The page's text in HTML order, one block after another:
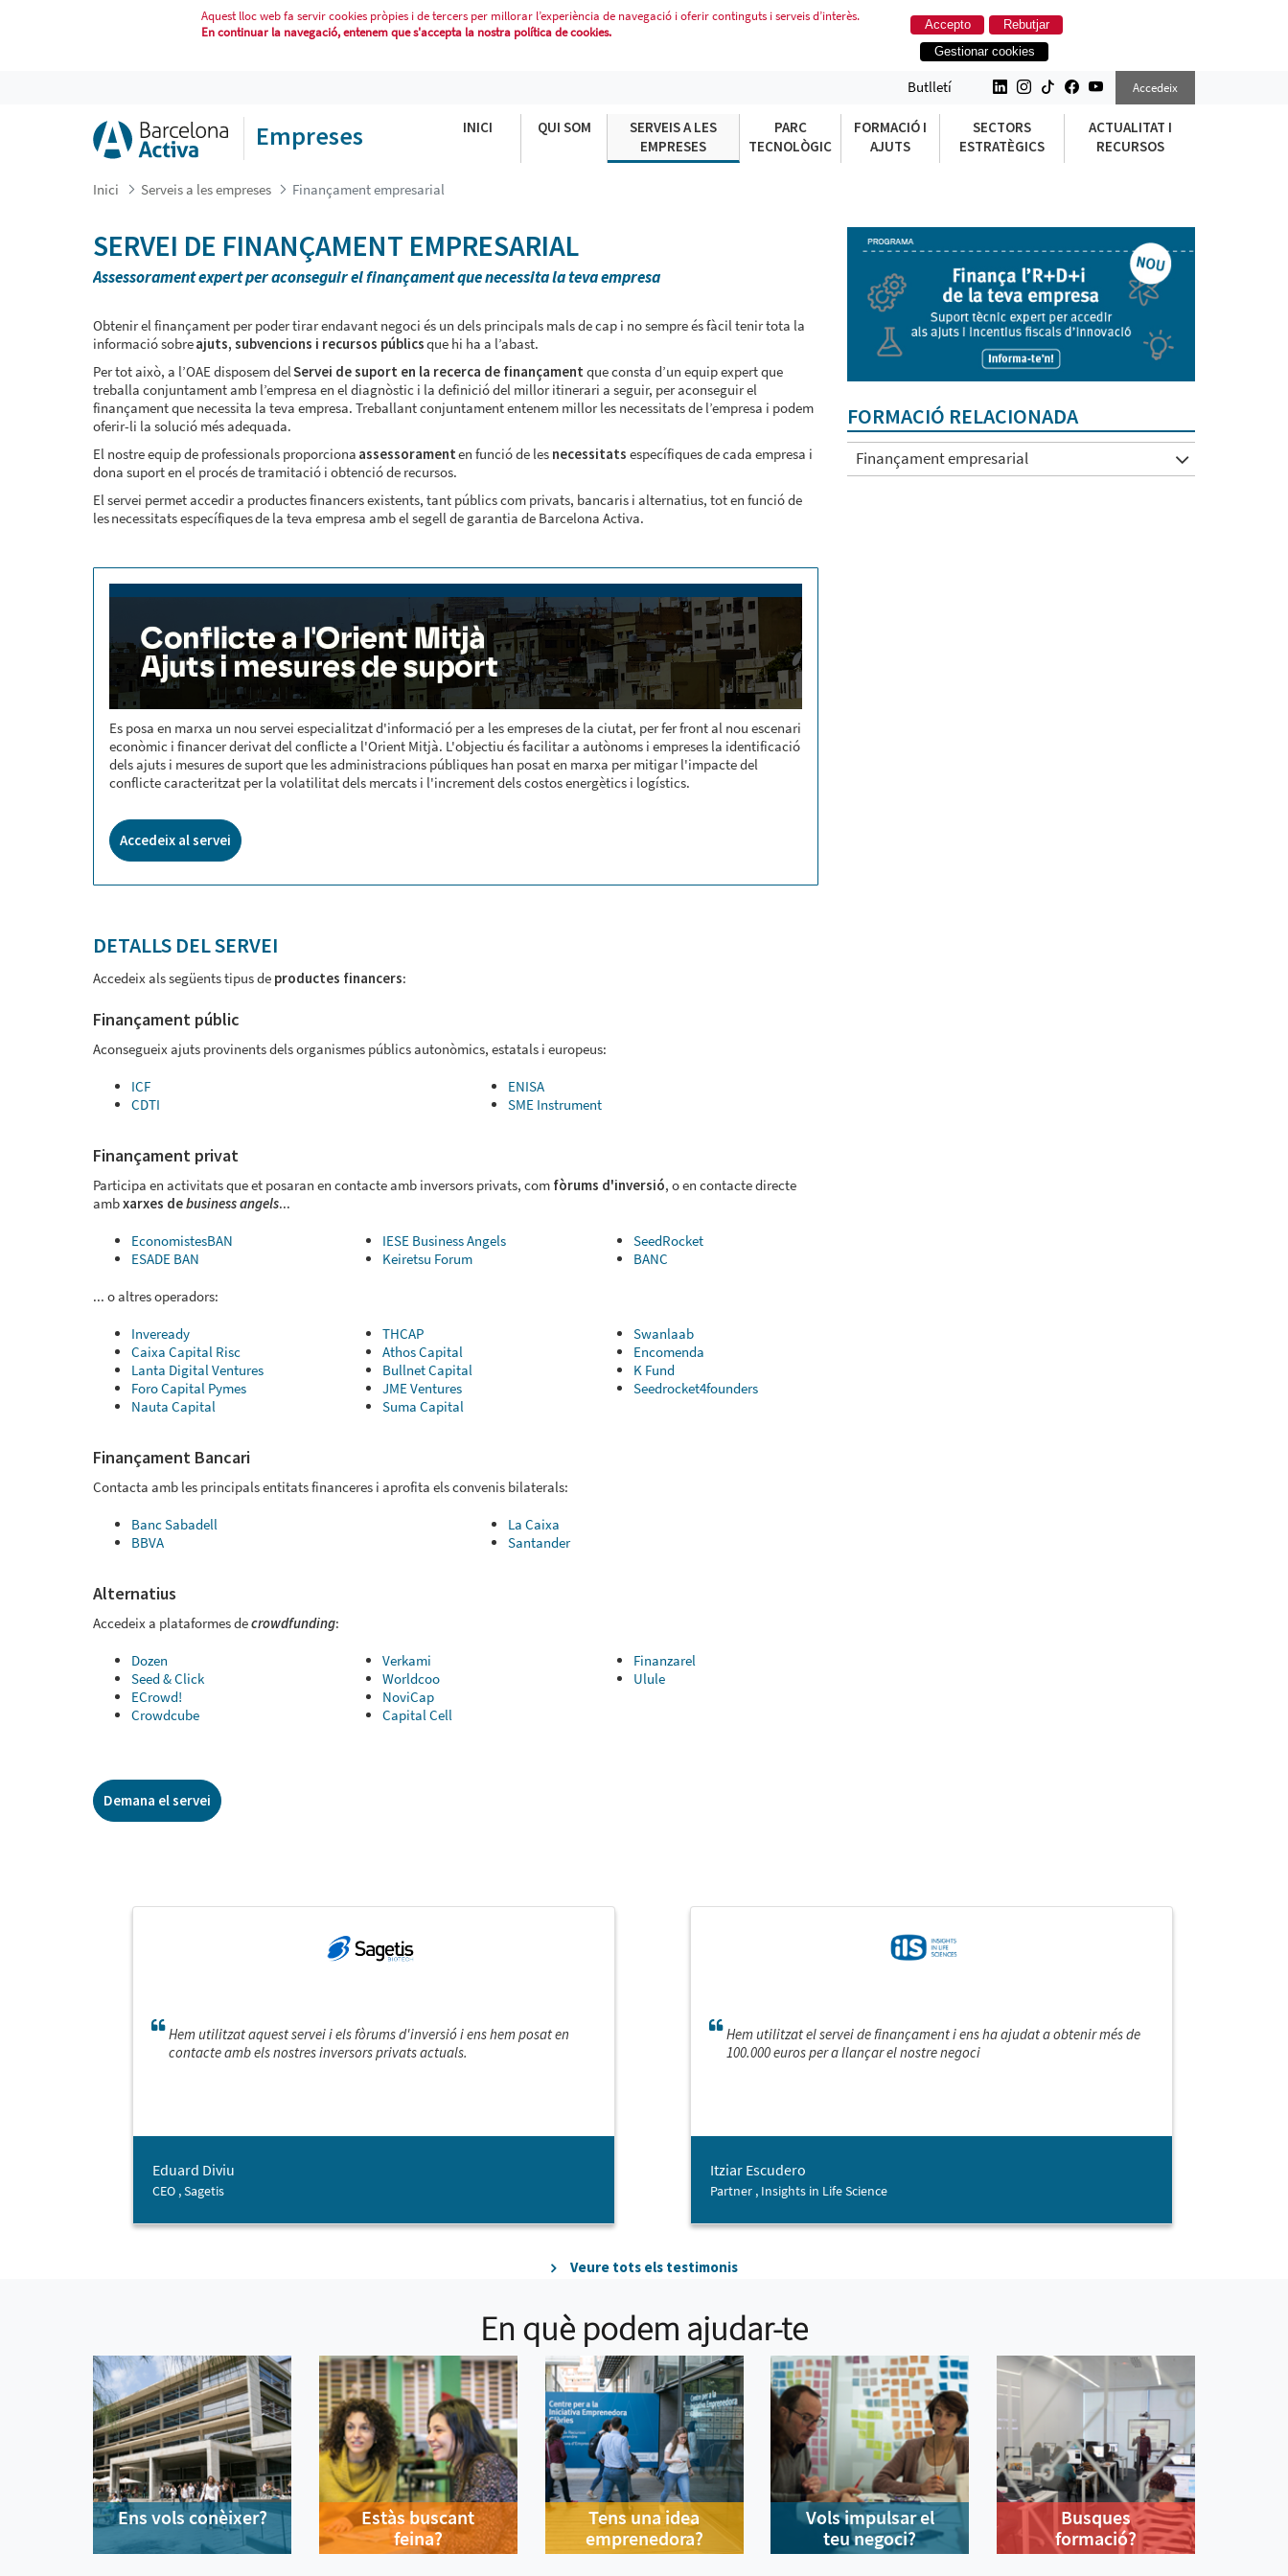
Aquest lloc web fa servir cookies pròpies i de tercers per millorar l’experiència de navegació i oferir continguts i serveis d’interès.
En continuar la navegació, entenem que s'accepta la nostra política de cookies.
Accepto
Rebutjar
Gestionar cookies
Butlletí Accedeix
Empreses INICI QUI SOM
SERVEIS A LES
EMPRESES
PARC
TECNOLÒGIC
FORMACIÓ I
AJUTS
SECTORS
ESTRATÈGICS
ACTUALITAT I
RECURSOS
Inici Serveis a les empreses Finançament empresarial
SERVEI DE FINANÇAMENT EMPRESARIAL
Assessorament expert per aconseguir el finançament que necessita la teva empresa
Obtenir el finançament per poder tirar endavant negoci és un dels principals mals de cap i no sempre és fàcil tenir tota la
informació sobreajuts, subvencions i recursos públicsque hi ha a l’abast.
Per tot això, a l’OAE disposem delServei de suport en la recerca de finançament que consta d’un equip expert que
treballa conjuntament amb l’empresa en el diagnòstic i la definició del millor itinerari a seguir, per aconseguir el
finançament que necessita la teva empresa. Treballant conjuntament entenem millor les necessitats de l’empresa i podem
oferir-li la solució més adequada.
El nostre equip de professionals proporciona assessoramenten funció de les necessitats específiques de cada empresa i
dona suport en el procés de tramitació i obtenció de recursos.
El servei permet accedir a productes financers existents, tant públics com privats, bancaris i alternatius, tot en funció de
les necessitats específiques de la teva empresa amb el segell de garantia de Barcelona Activa.
Es posa en marxa un nou servei especialitzat d'informació per a les empreses de la ciutat, per fer front al nou escenari
econòmic i financer derivat del conflicte a l'Orient Mitjà. L'objectiu és facilitar a autònoms i empreses la identificació
dels ajuts i mesures de suport que les administracions públiques han posat en marxa per mitigar l'impacte del
conflicte caracteritzat per la volatilitat dels mercats i l'increment dels costos energètics i logístics.
Accedeix al servei
DETALLS DEL SERVEI
Accedeix als següents tipus de productes financers:
Finançament públic
Aconsegueix ajuts provinents dels organismes públics autonòmics, estatals i europeus:
ICF
CDTI
ENISA
SME Instrument
Finançament privat
Participa en activitats que et posaran en contacte amb inversors privats, com fòrums d'inversió, o en contacte directe
ambxarxes debusiness angels...
EconomistesBAN
ESADE BAN
IESE Business Angels
Keiretsu Forum
SeedRocket
BANC
... o altres operadors:
Inveready
Caixa Capital Risc
Lanta Digital Ventures
Foro Capital Pymes
Nauta Capital
THCAP
Athos Capital
Bullnet Capital
JME Ventures
Suma Capital
Swanlaab
Encomenda
K Fund
Seedrocket4founders
Finançament Bancari
Contacta amb les principals entitats financeres i aprofita els convenis bilaterals:
Banc Sabadell
BBVA
La Caixa
Santander
Alternatius
Accedeix a plataformes decrowdfunding:
Dozen
Seed & Click
ECrowd!
Crowdcube
Verkami
Worldcoo
NoviCap
Capital Cell
Finanzarel
Ulule
Demana el servei
FORMACIÓ RELACIONADA
Finançament empresarial
Hem utilitzat aquest servei i els fòrums d'inversió i ens hem posat en
contacte amb els nostres inversors privats actuals.
Eduard Diviu
CEO , Sagetis
Hem utilitzat el servei de finançament i ens ha ajudat a obtenir més de
100.000 euros per a llançar el nostre negoci
Itziar Escudero
Partner , Insights in Life Science
Veure tots els testimonis
En què podem ajudar-te
Ens vols conèixer?
Estàs buscant
feina?
Tens una idea
emprenedora?
Vols impulsar el
teu negoci?
Busques
formació?